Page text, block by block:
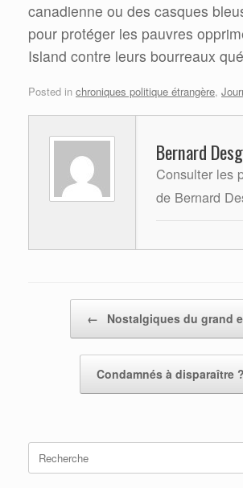
canadienne ou des casques
pour protéger les pauvres
Island contre leurs bourreaux
Posted in chroniques politique étrangère,
Bernard
Consulter les
de Bernard
Post navigation
← Nostalgiques du grand
Condamnés à disparaître ?
for: